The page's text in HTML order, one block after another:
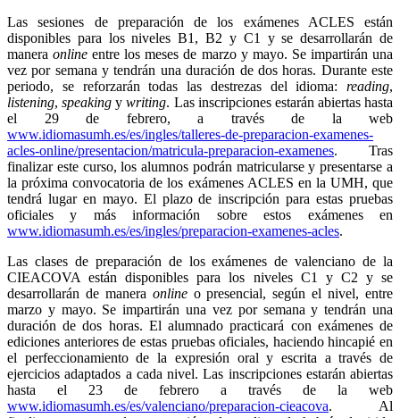
Las sesiones de preparación de los exámenes ACLES están
disponibles para los niveles B1, B2 y C1 y se desarrollarán de
maneraonline entre los meses de marzo y mayo. Se impartirán una
vez por semana y tendrán una duración de dos horas. Durante este
periodo, se reforzarán todas las destrezas del idioma: reading,
listening,speaking ywriting. Las inscripciones estarán abiertas hasta
el 29 de febrero, a través de la web
www.idiomasumh.es/es/ingles/talleres-de-preparacion-examenes-
acles-online/presentacion/matricula-preparacion-examenes. Tras
finalizar este curso, los alumnos podrán matricularse y presentarse a
la próxima convocatoria de los exámenes ACLES en la UMH, que
tendrá lugar en mayo. El plazo de inscripción para estas pruebas
oficiales y más información sobre estos exámenes en
www.idiomasumh.es/es/ingles/preparacion-examenes-acles.
Las clases de preparación de los exámenes de valenciano de la
CIEACOVA están disponibles para los niveles C1 y C2 y se
desarrollarán de manera onlineo presencial, según el nivel, entre
marzo y mayo. Se impartirán una vez por semana y tendrán una
duración de dos horas. El alumnado practicará con exámenes de
ediciones anteriores de estas pruebas oficiales, haciendo hincapié en
el perfeccionamiento de la expresión oral y escrita a través de
ejercicios adaptados a cada nivel. Las inscripciones estarán abiertas
hasta el 23 de febrero a través de la web
www.idiomasumh.es/es/valenciano/preparacion-cieacova. Al